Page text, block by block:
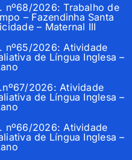
nº68/2026: Trabalho de
– Fazendinha Santa
– Maternal III
nº65/2026: Atividade
de Língua Inglesa –
2026: Atividade
de Língua Inglesa –
nº66/2026: Atividade
de Língua Inglesa –